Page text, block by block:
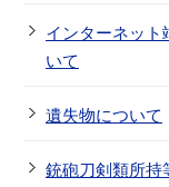
インターネット
いて
遺失物について
銃砲刀剣類所持